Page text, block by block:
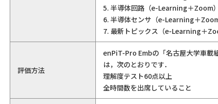
5. 半導体回路（e-Learning＋Zoom
6. 半導体センサ（e-Learning＋
7. 最新トピックス（e-Learning＋
評価方法
enPiT-Pro Embの「名古屋大学車載
は，次のとおりです．
理解度テスト60点以上
全時間数を出席していること